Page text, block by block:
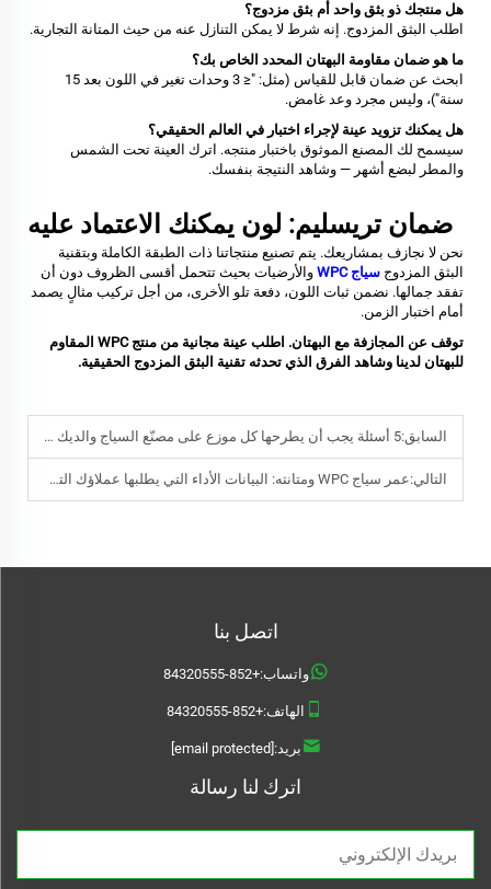
هل منتجك ذو بثق واحد أم بثق مزدوج؟
اطلب البثق المزدوج. إنه شرط لا يمكن التنازل عنه من حيث المتانة التجارية.
ما هو ضمان مقاومة البهتان المحدد الخاص بك؟
ابحث عن ضمان قابل للقياس (مثل: "≤ 3 وحدات تغير في اللون بعد 15
سنة")، وليس مجرد وعد غامض.
هل يمكنك تزويد عينة لإجراء اختبار في العالم الحقيقي؟
سيسمح لك المصنع الموثوق باختبار منتجه. اترك العينة تحت الشمس
والمطر لبضع أشهر — وشاهد النتيجة بنفسك.
ضمان تريسليم: لون يمكنك الاعتماد عليه
نحن لا نجازف بمشاريعك. يتم تصنيع منتجاتنا ذات الطبقة الكاملة وبتقنية
البثق المزدوج سياج WPC
والأرضيات بحيث تتحمل أقسى الظروف دون أن
تفقد جمالها. نضمن ثبات اللون، دفعة تلو الأخرى، من أجل تركيب مثالٍ يصمد
أمام اختبار الزمن.
توقف عن المجازفة مع البهتان. اطلب عينة مجانية من منتج WPC المقاوم
للبهتان لدينا وشاهد الفرق الذي تحدثه تقنية البثق المزدوج الحقيقية.
السابق:5 أسئلة يجب أن يطرحها كل موزع على مصنّع السياج والديك المركب
التالي:عمر سياج WPC ومتانته: البيانات الأداء التي يطلبها عملاؤك التجاريون
اتصل بنا
واتساب:+852-84320555
الهاتف:+852-84320555
بريد:
اترك لنا رسالة